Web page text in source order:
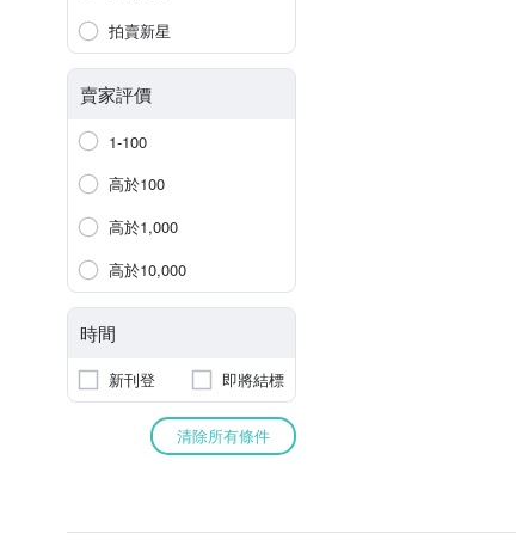
拍賣新星
賣家評價
1-100
高於100
高於1,000
高於10,000
時間
新刊登 即將結標
清除所有條件